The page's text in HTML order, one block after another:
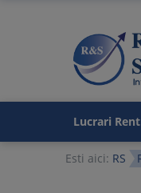
Lucrari
Esti aici: RS